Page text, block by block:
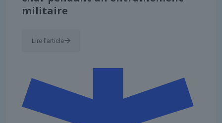
militaire
Lire l'article